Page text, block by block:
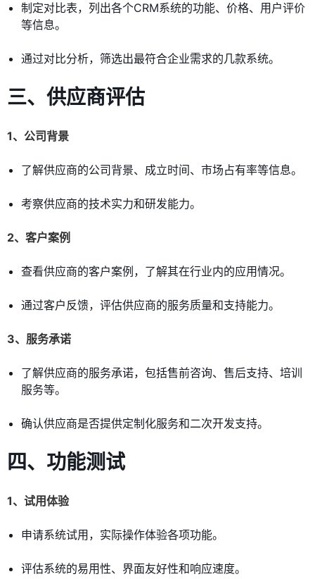
制定对比表，列出各个CRM系统的功能、价格、用户评价
等信息。
通过对比分析，筛选出最符合企业需求的几款系统。
三、供应商评估
1、公司背景
了解供应商的公司背景、成立时间、市场占有率等信息。
考察供应商的技术实力和研发能力。
2、客户案例
查看供应商的客户案例，了解其在行业内的应用情况。
通过客户反馈，评估供应商的服务质量和支持能力。
3、服务承诺
了解供应商的服务承诺，包括售前咨询、售后支持、培训
服务等。
确认供应商是否提供定制化服务和二次开发支持。
四、功能测试
1、试用体验
申请系统试用，实际操作体验各项功能。
评估系统的易用性、界面友好性和响应速度。